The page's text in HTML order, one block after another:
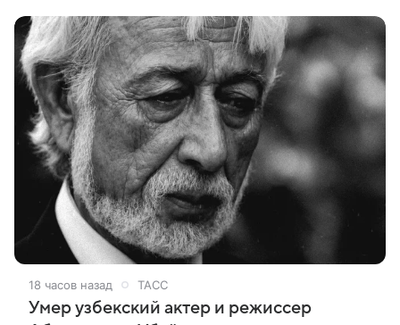
18 часов назад ТАСС
Умер узбекский актер и режиссер